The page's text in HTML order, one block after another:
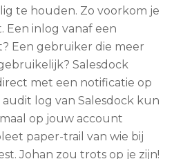
te houden. Zo voorkom je
Een inlog vanaf een
Een gebruiker die meer
Salesdock
met een notificatie op
log van Salesdock kun
op jouw account
paper-trail van wie bij
Johan zou trots op je zijn!